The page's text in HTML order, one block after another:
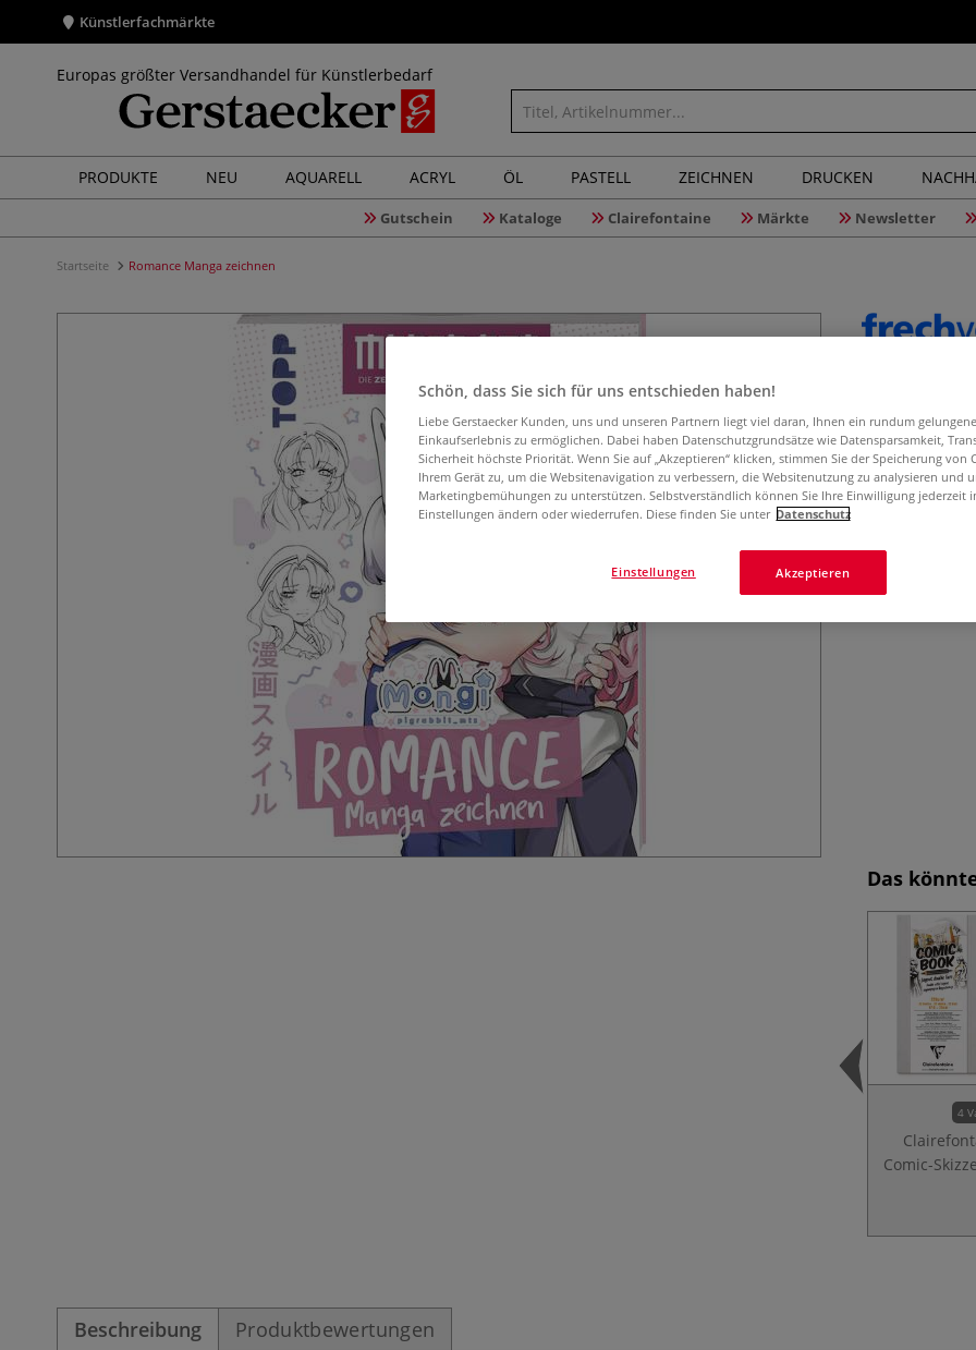
Künstlerfachmärkte
Europas größter Versandhandel für Künstlerbedarf
PRODUKTE NEU AQUARELL ACRYL ÖL PASTELL ZEICHNEN DRUCKEN
Gutschein Kataloge Clairefontaine Märkte Newsletter
Startseite Romance Manga zeichnen
Von einfachen
Frisuren,
romantischen
Das
4
Comic-
Beschreibung Produktbewertungen
Schön, dass Sie sich für uns entschieden haben!
Liebe Gerstaecker Kunden, uns und unseren Partnern liegt viel daran, Ihnen ein rundum
Einkaufserlebnis zu ermöglichen. Dabei haben Datenschutzgrundsätze wie Datensparsamkeit,
Sicherheit höchste Priorität. Wenn Sie auf „Akzeptieren“ klicken, stimmen Sie der Speicherung von
Ihrem Gerät zu, um die Websitenavigation zu verbessern, die Websitenutzung zu analysieren und
Marketingbemühungen zu unterstützen. Selbstverständlich können Sie Ihre Einwilligung jederzeit
Einstellungen ändern oder wiederrufen. Diese finden Sie unter Datenschutz
Akzeptieren
Einstellungen